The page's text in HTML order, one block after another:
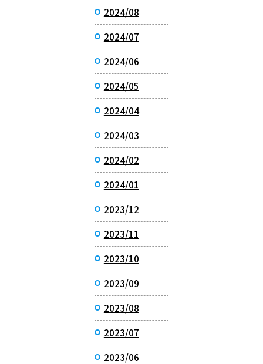
2024/08
2024/07
2024/06
2024/05
2024/04
2024/03
2024/02
2024/01
2023/12
2023/11
2023/10
2023/09
2023/08
2023/07
2023/06